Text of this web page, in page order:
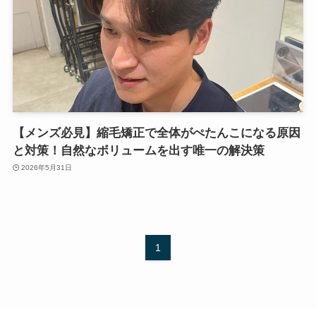
【メンズ必見】縮毛矯正で全体がぺたんこになる原因
と対策！自然なボリュームを出す唯一の解決策
2026年5月31日
1